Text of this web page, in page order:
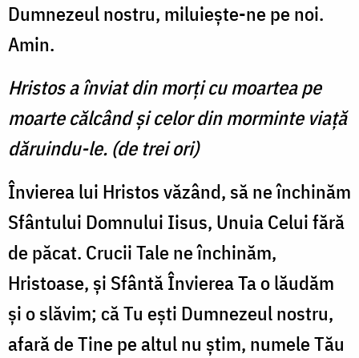
Dumnezeul nostru, miluieşte-ne pe noi.
Amin.
Hristos a înviat din morţi cu moartea pe
moarte călcând şi celor din morminte viaţă
dăruindu-le. (de trei ori)
Învierea lui Hristos văzând, să ne închinăm
Sfântului Domnului Iisus, Unuia Celui fără
de păcat. Crucii Tale ne închinăm,
Hristoase, şi Sfântă Învierea Ta o lăudăm
şi o slăvim; că Tu eşti Dumnezeul nostru,
afară de Tine pe altul nu ştim, numele Tău